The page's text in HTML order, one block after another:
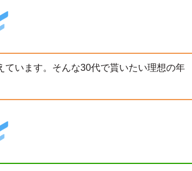
います。そんな30代で貰いたい理想の年